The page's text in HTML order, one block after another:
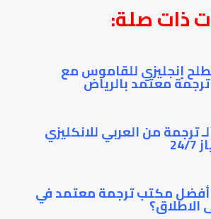
ذات صلة:
مصطلح إنجليزي للقاموس مع
معتمد بالرياض
ترجمة من العربي للانكليزي
7
مكتب ترجمة معتمد في
الاطلاق؟